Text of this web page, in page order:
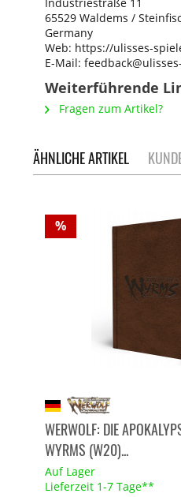
65529 Waldems /
Germany
Web: https://ulisses-
E-Mail:
Weiterführende
Fragen zum Artikel?
ÄHNLICHE ARTIKEL
%
WERWOLF: DIE
WYRMS (W20)...
Auf Lager
Lieferzeit 1-7 Tage**